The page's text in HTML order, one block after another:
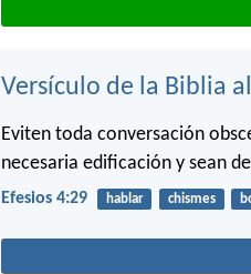
Versículo de la Biblia
Eviten toda conversación
necesaria edificación y sean
Efesios 4:29 hablar chismes